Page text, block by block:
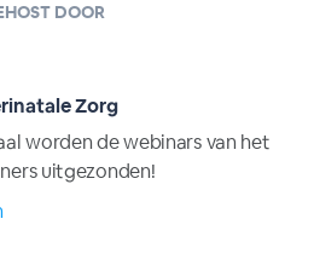
DOOR
Zorg
worden de webinars van het
uitgezonden!